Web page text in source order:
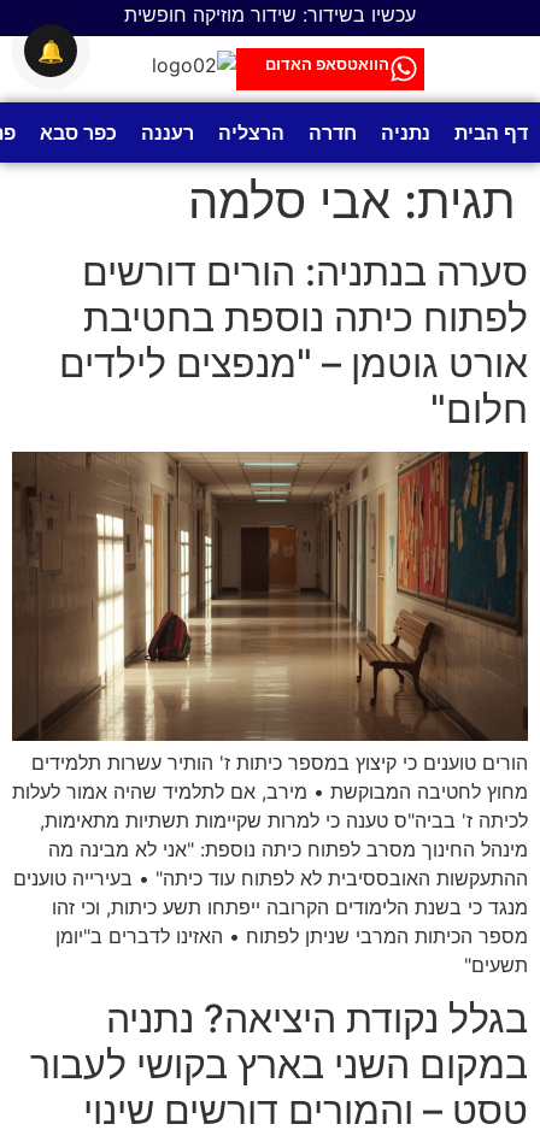
עכשיו בשידור: שידור מוזיקה חופשית
הוואטסאפ האדום
דף הבית נתניה חדרה הרצליה רעננה כפר סבא
תגית: אבי סלמה
סערה בנתניה: הורים דורשים
לפתוח כיתה נוספת בחטיבת
אורט גוטמן – "מנפצים לילדים
חלום"
הורים טוענים כי קיצוץ במספר כיתות ז' הותיר עשרות תלמידים
מחוץ לחטיבה המבוקשת • מירב, אם לתלמיד שהיה אמור לעלות
לכיתה ז' בביה"ס טענה כי למרות שקיימות תשתיות מתאימות,
מינהל החינוך מסרב לפתוח כיתה נוספת: "אני לא מבינה מה
ההתעקשות האובססיבית לא לפתוח עוד כיתה" • בעירייה טוענים
מנגד כי בשנת הלימודים הקרובה ייפתחו תשע כיתות, וכי זהו
מספר הכיתות המרבי שניתן לפתוח • האזינו לדברים ב"יומן
תשעים"
בגלל נקודת היציאה? נתניה
במקום השני בארץ בקושי לעבור
טסט – והמורים דורשים שינוי
🔔